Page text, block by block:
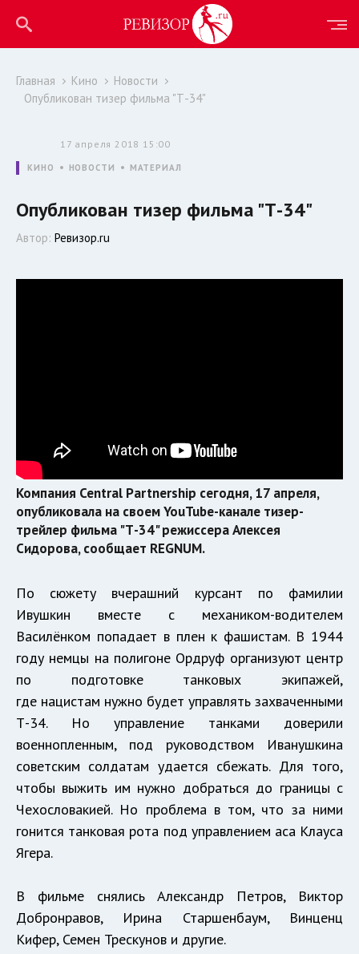
Главная Кино
Новости
Опубликован тизер фильма "Т-34"
17 апреля 2018 15:00
КИНО НОВОСТИ МАТЕРИАЛ
Опубликован тизер фильма "Т-34"
Автор: Ревизор.ru
Компания Central Partnership сегодня, 17 апреля,
опубликовала на своем YouTube-канале тизер-
трейлер фильма "Т-34" режиссера Алексея
Сидорова, сообщает REGNUM.
По сюжету вчерашний курсант по фамилии
Ивушкин вместе с механиком-водителем
Василёнком попадает в плен к фашистам. В 1944
году немцы на полигоне Ордруф организуют центр
по подготовке танковых экипажей,
где нацистам нужно будет управлять захваченными
Т-34. Но управление танками доверили
военнопленным, под руководством Иванушкина
советским солдатам удается сбежать. Для того,
чтобы выжить им нужно добраться до границы с
Чехословакией. Но проблема в том, что за ними
гонится танковая рота под управлением аса Клауса
Ягера.
В фильме снялись Александр Петров, Виктор
Добронравов, Ирина Старшенбаум, Винценц
Кифер, Семен Трескунов и другие.